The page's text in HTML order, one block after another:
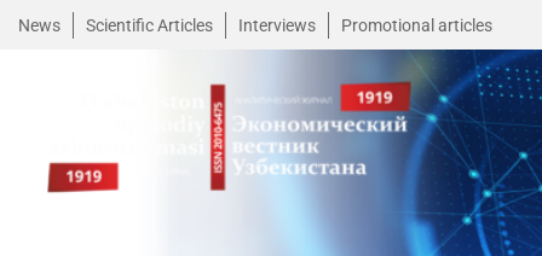
News Scientific Articles Interviews Promotional articles